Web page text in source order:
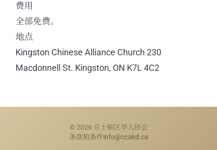
费用
全部免费。
地点
Kingston Chinese Alliance Church 230
Macdonnell St. Kingston, ON K7L 4C2
© 2026 京士顿区华人协会
条款和条件info@ccakd.ca